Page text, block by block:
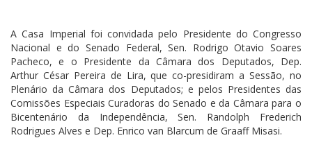
A Casa Imperial foi convidada pelo Presidente do Congresso
Nacional e do Senado Federal, Sen. Rodrigo Otavio Soares
Pacheco, e o Presidente da Câmara dos Deputados, Dep.
Arthur César Pereira de Lira, que co-presidiram a Sessão, no
Plenário da Câmara dos Deputados; e pelos Presidentes das
Comissões Especiais Curadoras do Senado e da Câmara para o
Bicentenário da Independência, Sen. Randolph Frederich
Rodrigues Alves e Dep. Enrico van Blarcum de Graaff Misasi.